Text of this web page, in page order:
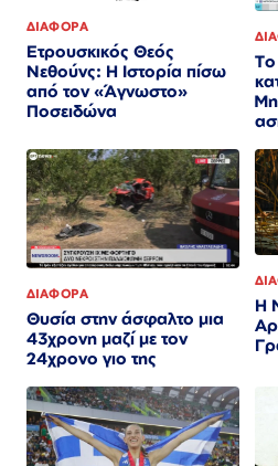
ΔΙΑΦΟΡΑ
Ετρουσκικός Θεός
Νεθούνς: Η Ιστορία πίσω
από τον «Άγνωστο»
Ποσειδώνα
ΔΙΑΦΟΡΑ
Θυσία στην άσφαλτο μια
43χρονη μαζί με τον
24χρονο γιο της
Η